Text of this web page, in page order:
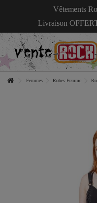
Vêtements
Livraison
Femmes Robes Femme